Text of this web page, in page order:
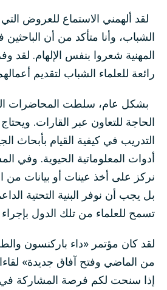
لقد ألهمني الاستماع للعروض التي
الشباب، وأنا متأكد من أن الباحثين
المهنية شعروا بنفس الإلهام. لقد
رائعة للعلماء الشباب لتقديم
بشكل عام، سلطت المحاضرات
الحاجة للتعاون عبر القارات. ويحتاج
التدريب في كيفية القيام بأبحاث
أدوات المعلوماتية الحيوية. وفي
نركز على أخذ عينات أو بيانات من
بل يجب أن نوفر البنية التحتية
تسمح للعلماء من تلك الدول
لقد كان مؤتمر «داء باركنسون
من الماضي وفتح آفاق جديدة»
إذا سنحت لكم فرصة المشاركة في